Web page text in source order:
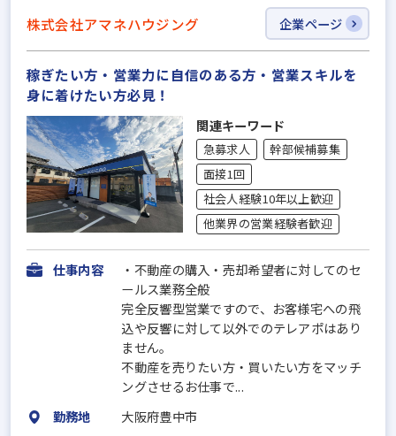
株式会社アマネハウジング 企業ページ
稼ぎたい方・営業力に自信のある方・営業スキルを
身に着けたい方必見！
関連キーワード
急募求人
幹部候補募集
面接1回
社会人経験10年以上歓迎
他業界の営業経験者歓迎
仕事内容
・不動産の購入・売却希望者に対してのセ
ールス業務全般
完全反響型営業ですので、お客様宅への飛
込や反響に対して以外でのテレアポはあり
ません。
不動産を売りたい方・買いたい方をマッチ
ングさせるお仕事で...
勤務地
大阪府豊中市